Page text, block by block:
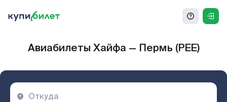
Авиабилеты Хайфа — Пермь (PEE)